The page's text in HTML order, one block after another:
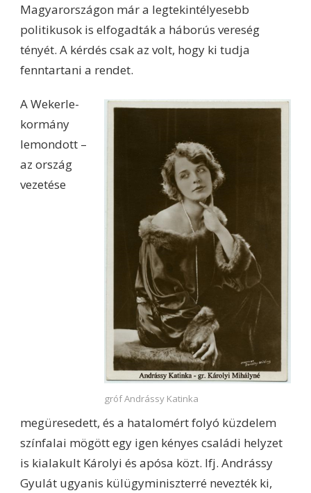
Magyarországon már a legtekintélyesebb
politikusok is elfogadták a háborús vereség
tényét. A kérdés csak az volt, hogy ki tudja
fenntartani a rendet.
gróf Andrássy Katinka
A Wekerle-
kormány
lemondott –
az ország
vezetése
megüresedett, és a hatalomért folyó küzdelem
színfalai mögött egy igen kényes családi helyzet
is kialakult Károlyi és apósa közt. Ifj. Andrássy
Gyulát ugyanis külügyminiszterré nevezték ki,